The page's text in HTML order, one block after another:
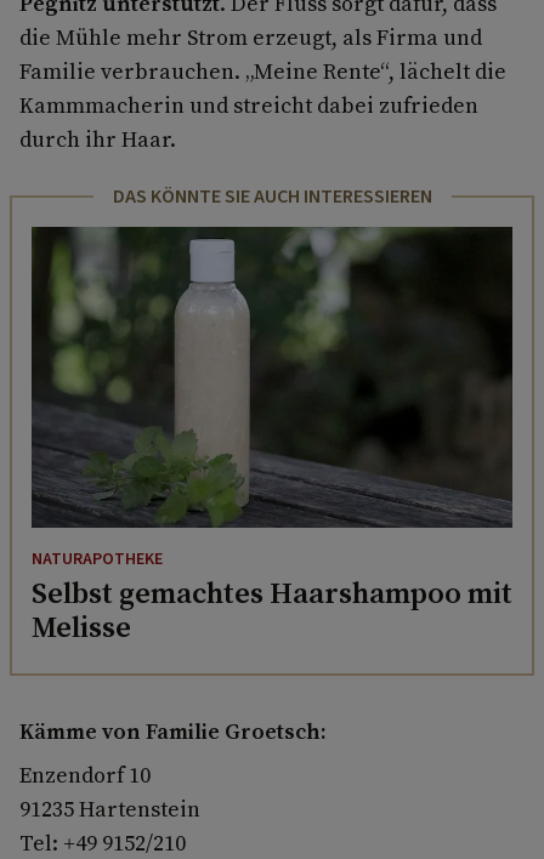
die Mühle mehr Strom erzeugt, als Firma und
Familie verbrauchen. „Meine Rente“, lächelt die
Kammmacherin und streicht dabei zufrieden
durch ihr Haar.
DAS KÖNNTE SIE AUCH INTERESSIEREN
NATURAPOTHEKE
Selbst gemachtes Haarshampoo mit
Melisse
Kämme von Familie Groetsch:
Enzendorf 10
91235 Hartenstein
Tel: +49 9152/210